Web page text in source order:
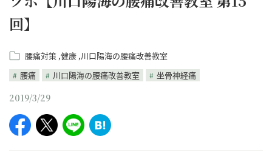
回】
腰痛対策 健康 川口陽海の腰痛改善教室
腰痛
川口陽海の腰痛改善教室 坐骨神経痛
2019/3/29